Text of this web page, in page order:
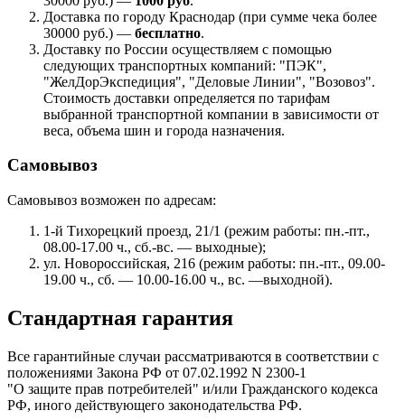
Доставка по городу Краснодар (при сумме чека более
30000 руб.) — бесплатно.
Доставку по России осуществляем с помощью
следующих транспортных компаний: "ПЭК",
"ЖелДорЭкспедиция", "Деловые Линии", "Возовоз".
Стоимость доставки определяется по тарифам
выбранной транспортной компании в зависимости от
веса, объема шин и города назначения.
Самовывоз
Самовывоз возможен по адресам:
1-й Тихорецкий проезд, 21/1 (режим работы: пн.-пт.,
08.00-17.00 ч., сб.-вс. — выходные);
ул. Новороссийская, 216 (режим работы: пн.-пт., 09.00-
19.00 ч., сб. — 10.00-16.00 ч., вс. —выходной).
Стандартная гарантия
Все гарантийные случаи рассматриваются в соответствии с
положениями Закона РФ от 07.02.1992 N 2300-1
"О защите прав потребителей" и/или Гражданского кодекса
РФ, иного действующего законодательства РФ.